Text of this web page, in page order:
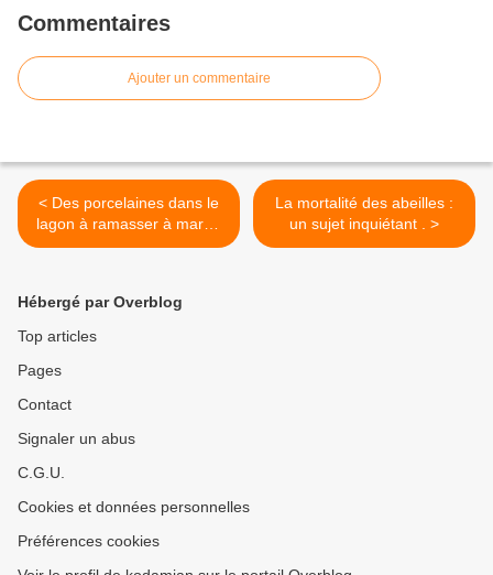
Commentaires
Ajouter un commentaire
< Des porcelaines dans le
lagon à ramasser à marée
basse...
La mortalité des abeilles :
un sujet inquiétant . >
Hébergé par Overblog
Top articles
Pages
Contact
Signaler un abus
C.G.U.
Cookies et données personnelles
Préférences cookies